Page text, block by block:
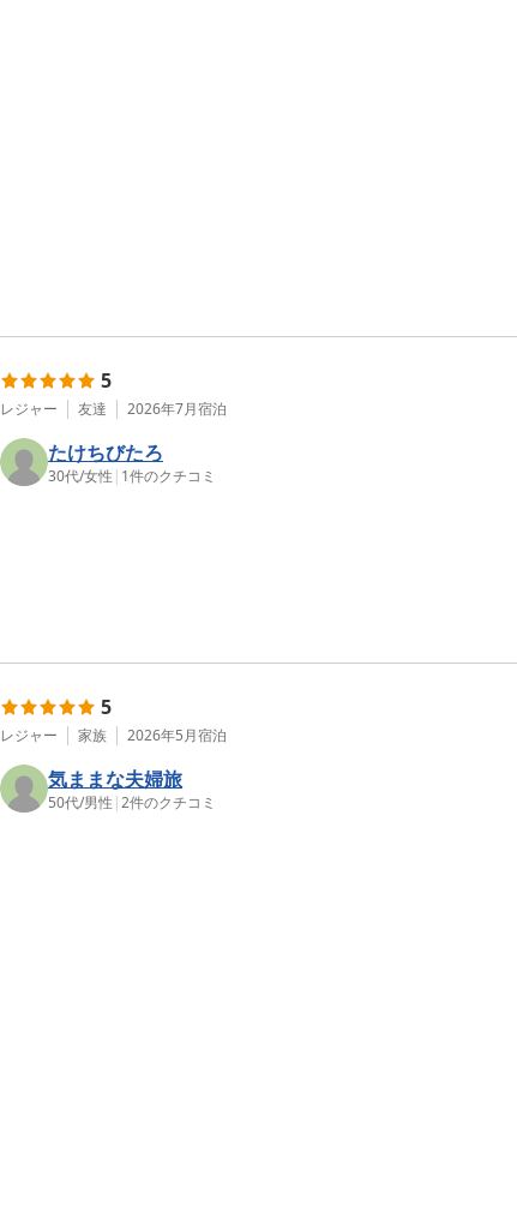
5
レジャー 友達 2026年7月宿泊
たけちびたろ
30代/女性 | 1件のクチコミ
5
レジャー 家族 2026年5月宿泊
気ままな夫婦旅
50代/男性 |2件のクチコミ